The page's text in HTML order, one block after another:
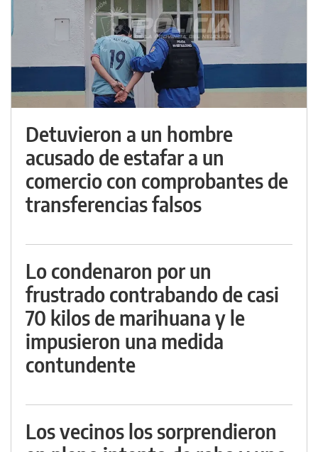
Detuvieron a un hombre
acusado de estafar a un
comercio con comprobantes de
transferencias falsos
Lo condenaron por un
frustrado contrabando de casi
70 kilos de marihuana y le
impusieron una medida
contundente
Los vecinos los sorprendieron